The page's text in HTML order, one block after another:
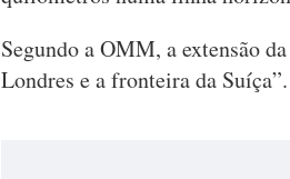
Segundo a OMM, a extensão
Londres e a fronteira da Suíça”.